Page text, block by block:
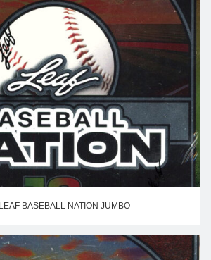
BASEBALL NATION JUMBO